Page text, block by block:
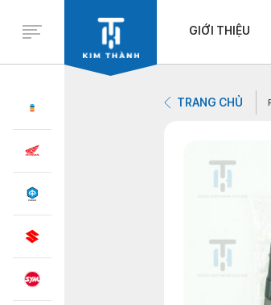
GIỚI THIỆU
TRANG CHỦ